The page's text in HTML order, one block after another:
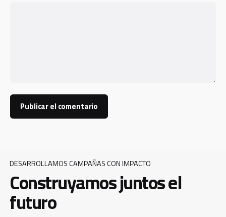
DESARROLLAMOS CAMPAÑAS CON IMPACTO
Construyamos juntos el
futuro